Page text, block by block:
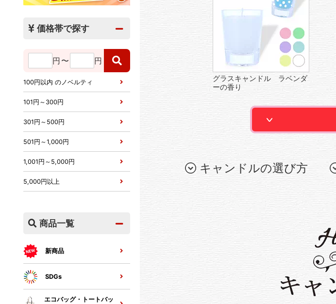
グラスキャンドル ラベンダ
ーの香り
キャンドルの選び方
価格帯で探す
円 〜 円
100円以内 のノベルティ
101円～300円
301円～500円
501円～1,000円
1,001円～5,000円
5,000円以上
商品一覧
新商品
SDGs
エコバッグ・トートバッ